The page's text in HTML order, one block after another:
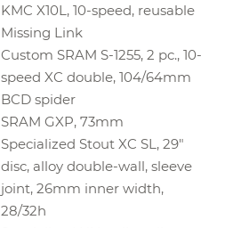
KMC X10L, 10-speed, reusable
Missing Link
Custom SRAM S-1255, 2 pc., 10-
speed XC double, 104/64mm
BCD spider
SRAM GXP, 73mm
Specialized Stout XC SL, 29"
disc, alloy double-wall, sleeve
joint, 26mm inner width,
28/32h